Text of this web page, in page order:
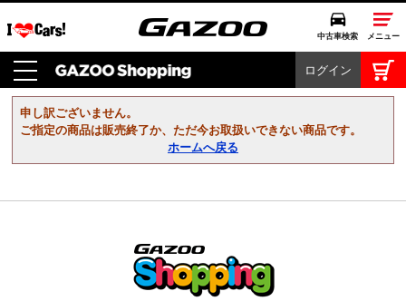
中古車検索 メニュー
中古車検索 クルマカタログ
愛車広場
クルマ情報
ログイン
申し訳ございません。
ご指定の商品は販売終了か、ただ今お取扱いできない商品です。
ホームへ戻る